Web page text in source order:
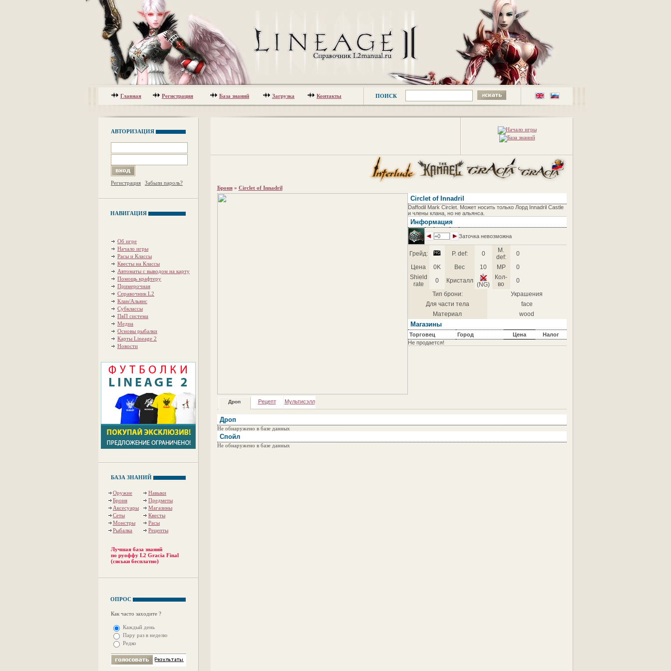
Главная Регистрация База знаний Загрузка Контакты ПОИСК
АВТОРИЗАЦИЯ
Регистрация Забыли пароль?
НАВИГАЦИЯ
Об игре
Начало игры
Расы и Классы
Квесты на Классы
Автоматы с выводом на карту
Помощь крафтеру
Примерочная
Справочник L2
Клан/Альянс
Субклассы
ПвП система
Медиа
Основы рыбалки
Карты Lineage 2
Новости
БАЗА ЗНАНИЙ
Оружие
Навыки
Броня
Предметы
Аксесуары
Магазины
Сеты
Квесты
Монстры
Расы
Рыбалка
Рецепты
Лучшая база знаний
по руоффу L2 Gracia Final
(сиськи бесплатно)
ОПРОС
Как часто заходите ?
Каждый день
Пару раз в неделю
Редко
Броня» Circlet of Innadril
Circlet of Innadril
Daffodil Mark Circlet. Может носить только Лорд Innadril Castle
и члены клана, но не альянса.
Информация
+0 Заточка невозможна
Грейд: P. def: 0
M.
def:
0
Цена
0K Вес 10 MP
0
Shield
rate
0 Кристалл
(NG)
Кол-
во
0
Тип брони:
Украшения
Для части тела
face
Материал
wood
Магазины
Торговец Город Цена
Налог
Не продается!
Дроп Рецепт Мультисэлл
Дроп
Не обнаружено в базе данных
Спойл
Не обнаружено в базе данных